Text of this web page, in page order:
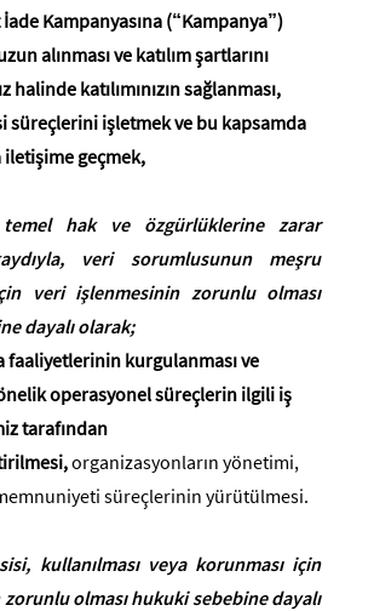
Kampanyasına (“Kampanya”)
alınması ve katılım şartlarını
halinde katılımınızın sağlanması,
süreçlerini işletmek ve bu kapsamda
iletişime geçmek,
hak ve özgürlüklerine zarar
veri sorumlusunun meşru
veri işlenmesinin zorunlu olması
dayalı olarak;
faaliyetlerinin kurgulanması ve
operasyonel süreçlerin ilgili iş
tarafından
organizasyonların yönetimi,
memnuniyeti süreçlerinin yürütülmesi.
kullanılması veya korunması için
olması hukuki sebebine dayalı